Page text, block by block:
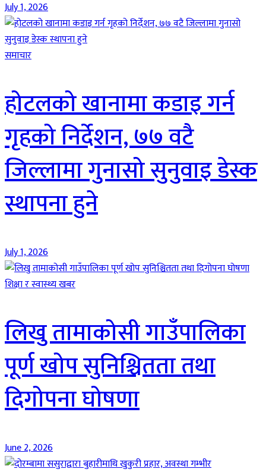
July 1, 2026
समाचार
होटलको खानामा कडाइ गर्न
गृहको निर्देशन, ७७ वटै
जिल्लामा गुनासो सुनुवाइ डेस्क
स्थापना हुने
July 1, 2026
शिक्षा र स्वास्थ्य खबर
लिखु तामाकोसी गाउँपालिका
पूर्ण खोप सुनिश्चितता तथा
दिगोपना घोषणा
June 2, 2026